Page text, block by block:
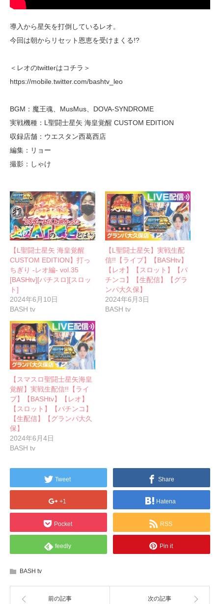
導入から星矢を打倒しているレオ。
今回は朝からリセット恩恵を受けまくる!?
＜レオのtwitterはコチラ＞
https://mobile.twitter.com/bashtv_leo
BGM：魔王魂、MusMus、DOVA-SYNDROME
実戦機種：L聖闘士星矢 海皇覚醒 CUSTOM EDITION
収録店舗：ウエスタン西葛西店
編集：リョー
撮影：しゃけ
【L聖闘士星矢 海皇覚醒
CUSTOM EDITION】打っ
ちぎり -レオ編- vol.35
[BASHtv][パチスロ][スロッ
ト]
2024年6月10日
BASH tv
【L聖闘士星矢】実戦生配
信!!【ライブ】【BASHtv】
【レオ】【スロット】【パ
チンコ】【生配信】【グラ
ンパ大久保】
2024年6月3日
BASH tv
【スマスロ聖闘士星矢海皇
覚醒】実戦生配信!!【ライ
ブ】【BASHtv】【レオ】
【スロット】【パチンコ】
【生配信】【グランパ大久
保】
2024年6月4日
BASH tv
Tweet Share
+1 Hatena
Pocket RSS
feedly Pin it
BASH tv
前の記事 次の記事